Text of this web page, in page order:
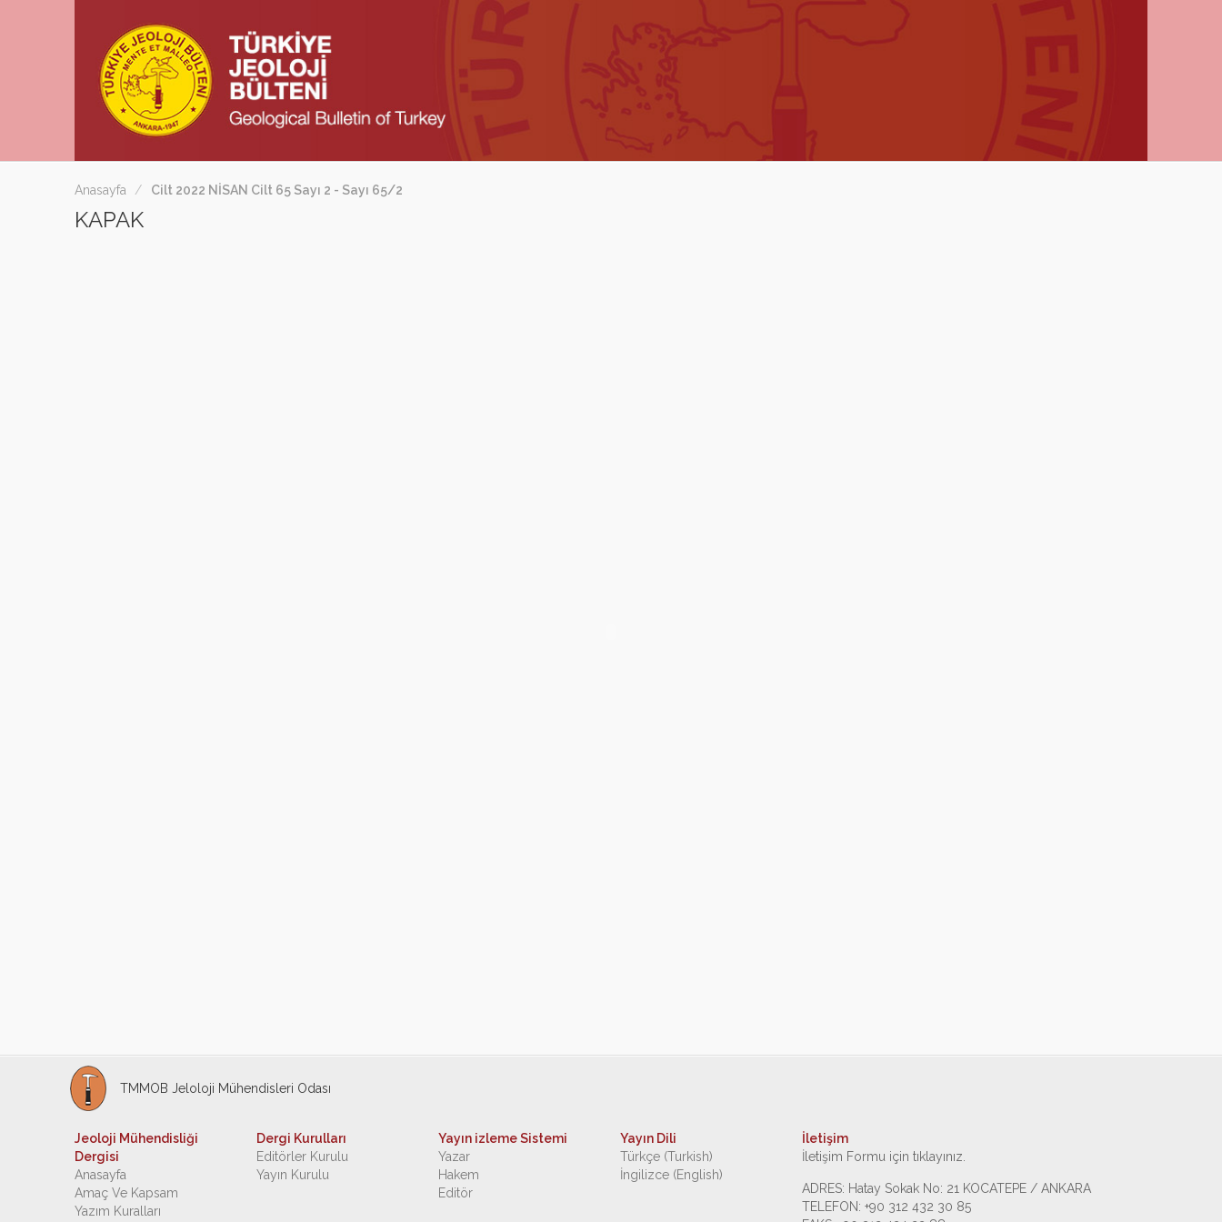
Anasayfa Cilt 2022 NİSAN Cilt 65 Sayı 2 - Sayı 65/2
KAPAK
TMMOB Jeloloji Mühendisleri Odası
Jeoloji Mühendisliği
Dergisi
Anasayfa
Amaç Ve Kapsam
Yazım Kuralları
Dergi Kurulları
Editörler Kurulu
Yayın Kurulu
Yayın izleme Sistemi
Yazar
Hakem
Editör
Yayın Dili
Türkçe (Turkish)
İngilizce (English)
İletişim
İletişim Formu için tıklayınız.
ADRES: Hatay Sokak No: 21 KOCATEPE / ANKARA
TELEFON: +90 312 432 30 85